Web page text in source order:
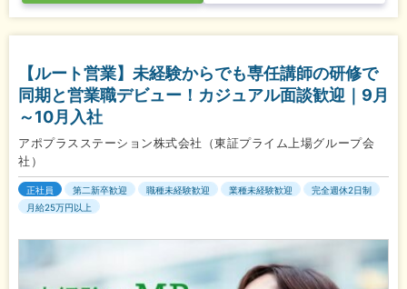
【ルート営業】未経験からでも専任講師の研修で
同期と営業職デビュー！カジュアル面談歓迎｜9月
～10月入社
アポプラスステーション株式会社（東証プライム上場グループ会
社）
正社員 第二新卒歓迎 職種未経験歓迎 業種未経験歓迎
完全週休2日制
月給25万円以上